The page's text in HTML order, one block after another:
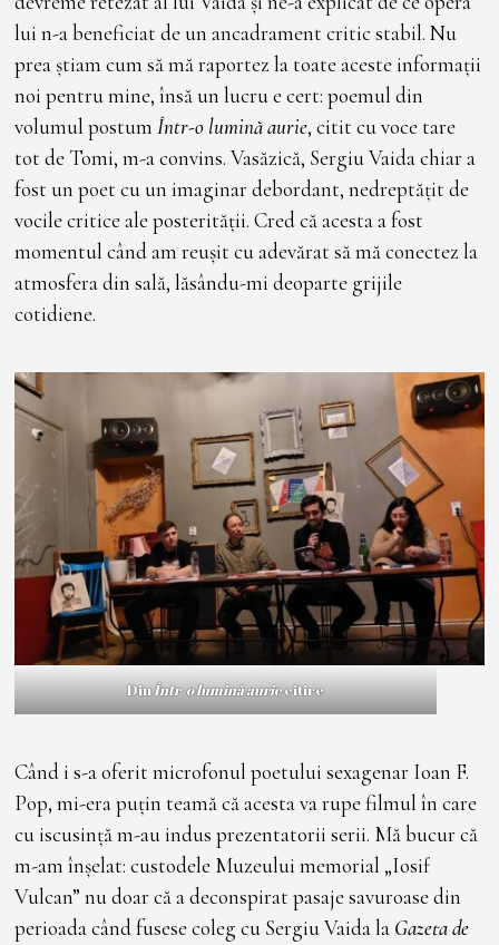
lui n-a beneficiat de un ancadrament critic stabil. Nu
prea știam cum să mă raportez la toate aceste informații
noi pentru mine, însă un lucru e cert: poemul din
volumul postumÎntr-o lumină aurie, citit cu voce tare
tot de Tomi, m-a convins. Vasăzică, Sergiu Vaida chiar a
fost un poet cu un imaginar debordant, nedreptățit de
vocile critice ale posterității. Cred că acesta a fost
momentul când am reușit cu adevărat să mă conectez la
atmosfera din sală, lăsându-mi deoparte grijile
cotidiene.
DinÎntr-o lumină auriecitire
Când i s-a oferit microfonul poetului sexagenar Ioan F.
Pop, mi-era puțin teamă că acesta va rupe filmul în care
cu iscusință m-au indus prezentatorii serii. Mă bucur că
m-am înșelat: custodele Muzeului memorial „Iosif
Vulcan” nu doar că a deconspirat pasaje savuroase din
perioada când fusese coleg cu Sergiu Vaida la Gazeta de